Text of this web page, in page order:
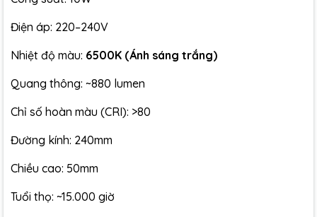
Điện áp: 220–240V
Nhiệt độ màu: 6500K (Ánh sáng trắng)
Quang thông: ~880 lumen
Chỉ số hoàn màu (CRI): >80
Đường kính: 240mm
Chiều cao: 50mm
Tuổi thọ: ~15.000 giờ